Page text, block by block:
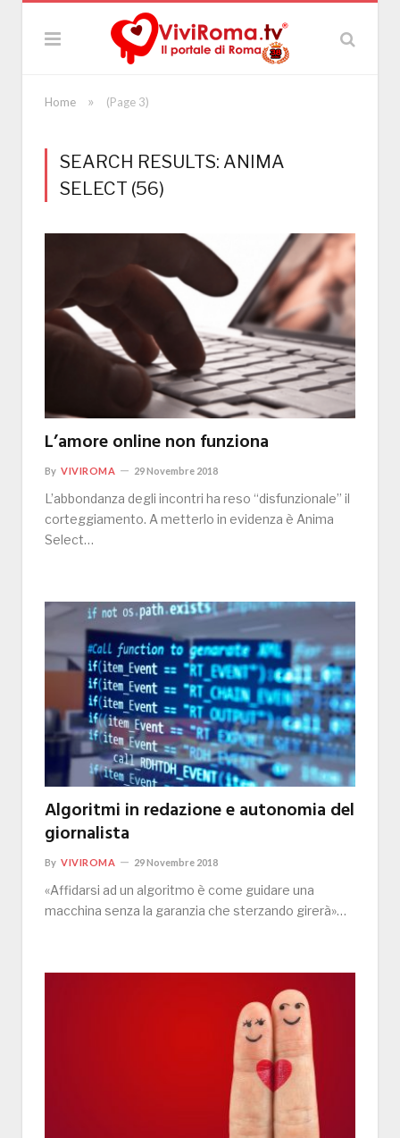
Home » (Page 3)
SEARCH RESULTS: ANIMA
SELECT (56)
L’amore online non funziona
By VIVIROMA 29 Novembre 2018
L’abbondanza degli incontri ha reso “disfunzionale” il
corteggiamento. A metterlo in evidenza è Anima
Select…
Algoritmi in redazione e autonomia del
giornalista
By VIVIROMA 29 Novembre 2018
«Affidarsi ad un algoritmo è come guidare una
macchina senza la garanzia che sterzando girerà»…